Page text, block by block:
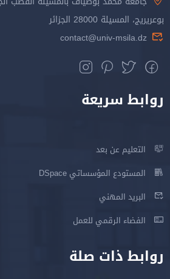
بوعريريج، المسيلة 28000 الجزائر
contact@univ-msila.dz
روابط سريعة
التعليم عن بعد
المستودع المؤسساتي DSpace
البريد المهني
الفضاء الرقمي للعمل
روابط ذات صلة